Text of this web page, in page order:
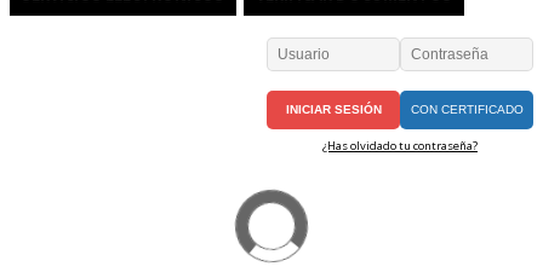
CON CERTIFICADO
¿Has olvidado tu contraseña?